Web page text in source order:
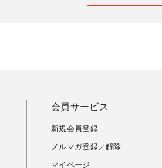
会員サービス
新規会員登録
メルマガ登録／解除
マイページ